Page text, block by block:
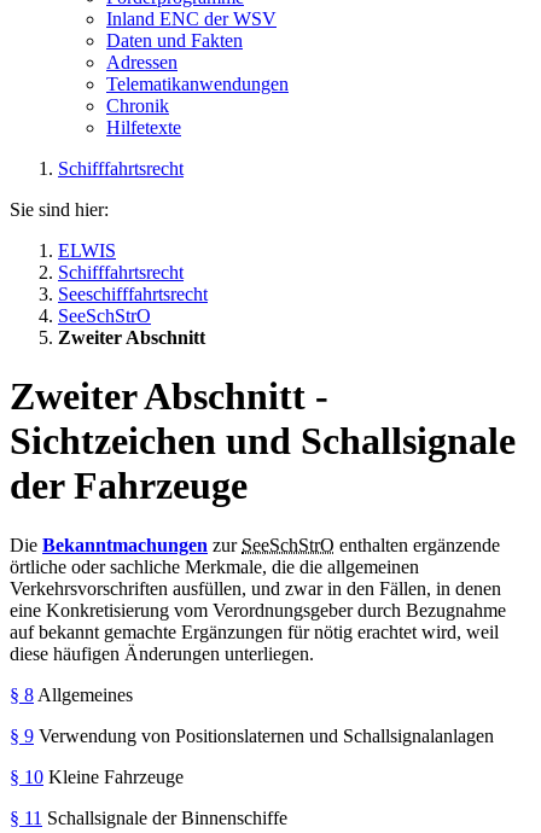
Inland ENC der WSV
Daten und Fakten
Adressen
Telematikanwendungen
Chronik
Hilfetexte
Schifffahrtsrecht
Sie sind hier:
ELWIS
Schifffahrtsrecht
Seeschifffahrtsrecht
SeeSchStrO
Zweiter Abschnitt
Zweiter Abschnitt -
Sichtzeichen und Schallsignale
der Fahrzeuge
Die Bekanntmachungen zur SeeSchStrO enthalten ergänzende
örtliche oder sachliche Merkmale, die die allgemeinen
Verkehrsvorschriften ausfüllen, und zwar in den Fällen, in denen
eine Konkretisierung vom Verordnungsgeber durch Bezugnahme
auf bekannt gemachte Ergänzungen für nötig erachtet wird, weil
diese häufigen Änderungen unterliegen.
§ 8 Allgemeines
§ 9 Verwendung von Positionslaternen und Schallsignalanlagen
§ 10 Kleine Fahrzeuge
§ 11 Schallsignale der Binnenschiffe